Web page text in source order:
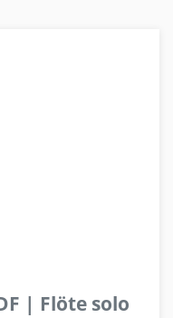
| Flöte solo